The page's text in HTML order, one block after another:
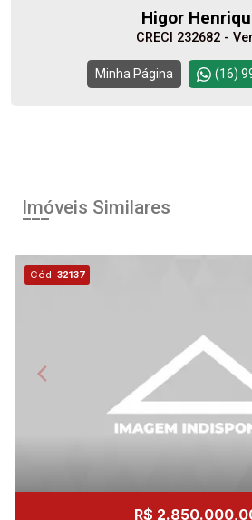
10:00
12:00
14:00
Continuar
Higor
CRECI 232682 -
Minha Página (16)
Imóveis Similares
Cód.32137
R$